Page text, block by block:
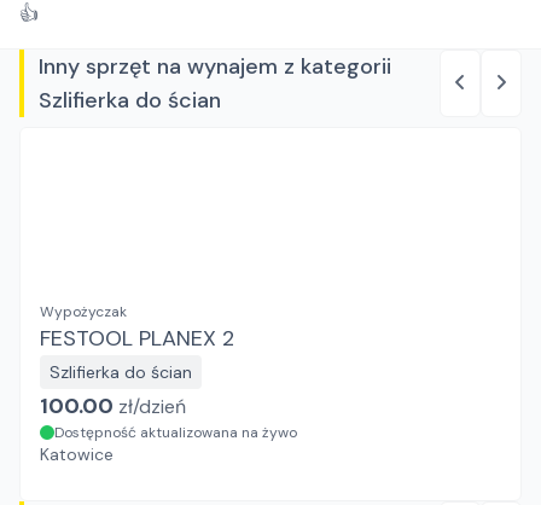
👍
Inny sprzęt na wynajem z kategorii
Szlifierka do ścian
Wypożyczak
FESTOOL PLANEX 2
Szlifierka do ścian
100.00 zł/dzień
Dostępność aktualizowana na żywo
Katowice